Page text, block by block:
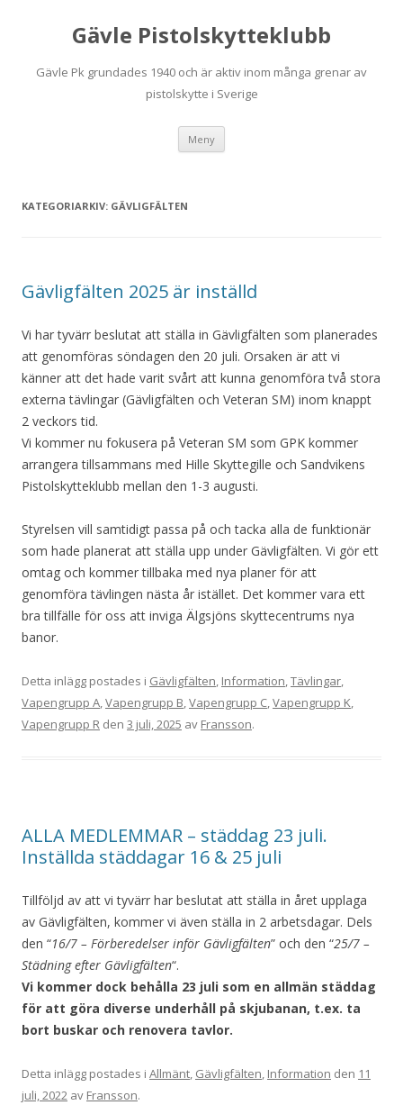
Gävle Pistolskytteklubb
Gävle Pk grundades 1940 och är aktiv inom många grenar av
pistolskytte i Sverige
Meny
KATEGORIARKIV: GÄVLIGFÄLTEN
Gävligfälten 2025 är inställd
Vi har tyvärr beslutat att ställa in Gävligfälten som planerades
att genomföras söndagen den 20 juli. Orsaken är att vi
känner att det hade varit svårt att kunna genomföra två stora
externa tävlingar (Gävligfälten och Veteran SM) inom knappt
2 veckors tid.
Vi kommer nu fokusera på Veteran SM som GPK kommer
arrangera tillsammans med Hille Skyttegille och Sandvikens
Pistolskytteklubb mellan den 1-3 augusti.
Styrelsen vill samtidigt passa på och tacka alla de funktionär
som hade planerat att ställa upp under Gävligfälten. Vi gör ett
omtag och kommer tillbaka med nya planer för att
genomföra tävlingen nästa år istället. Det kommer vara ett
bra tillfälle för oss att inviga Älgsjöns skyttecentrums nya
banor.
Detta inlägg postades i Gävligfälten, Information,Tävlingar,
Vapengrupp A,Vapengrupp B,Vapengrupp C,Vapengrupp K,
Vapengrupp R den 3 juli, 2025 av Fransson.
ALLA MEDLEMMAR – städdag 23 juli.
Inställda städdagar 16 & 25 juli
Tillföljd av att vi tyvärr har beslutat att ställa in året upplaga
av Gävligfälten, kommer vi även ställa in 2 arbetsdagar. Dels
den “16/7 – Förberedelser inför Gävligfälten” och den “25/7 –
Städning efter Gävligfälten“.
Vi kommer dock behålla 23 juli som en allmän städdag
för att göra diverse underhåll på skjubanan, t.ex. ta
bort buskar och renovera tavlor.
Detta inlägg postades i Allmänt, Gävligfälten, Information den 11
juli, 2022 av Fransson.